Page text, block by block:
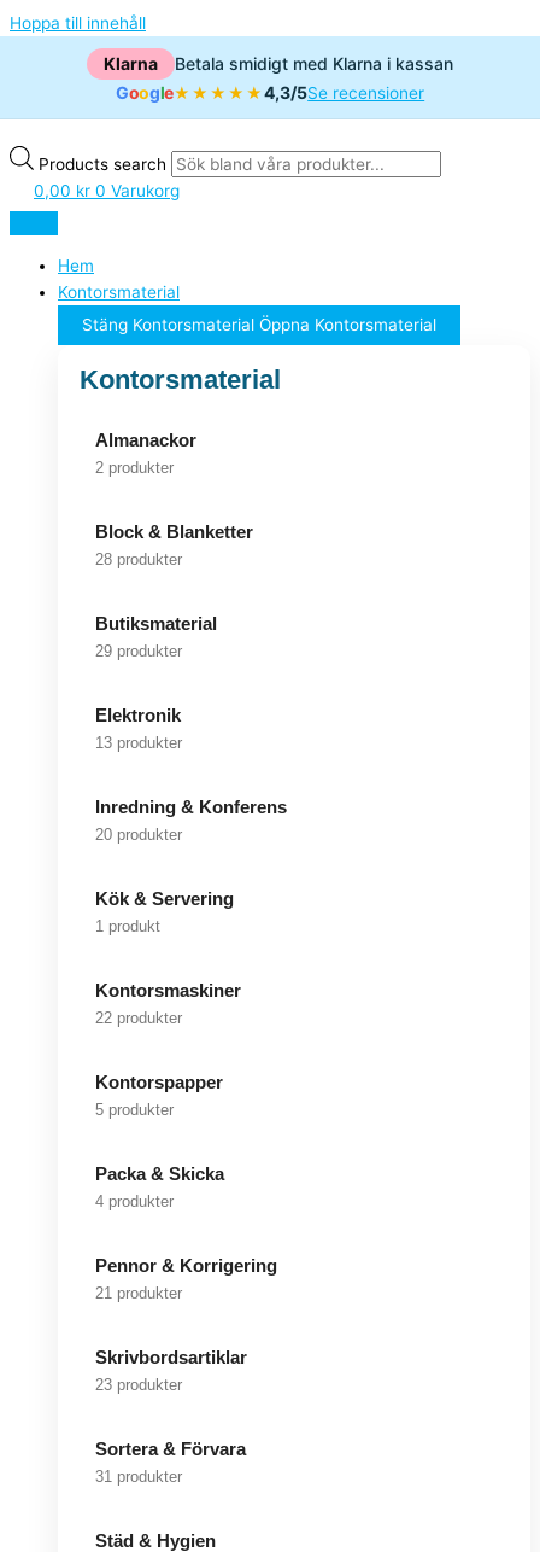
Hoppa till innehåll
Klarna
Betala smidigt med Klarna i kassan
Google★★★★★4,3/5Se recensioner
Products search
0,00 kr 0 Varukorg
Hem
Kontorsmaterial
Stäng Kontorsmaterial Öppna Kontorsmaterial
Kontorsmaterial
Almanackor
2 produkter
Block & Blanketter
28 produkter
Butiksmaterial
29 produkter
Elektronik
13 produkter
Inredning & Konferens
20 produkter
Kök & Servering
1 produkt
Kontorsmaskiner
22 produkter
Kontorspapper
5 produkter
Packa & Skicka
4 produkter
Pennor & Korrigering
21 produkter
Skrivbordsartiklar
23 produkter
Sortera & Förvara
31 produkter
Städ & Hygien